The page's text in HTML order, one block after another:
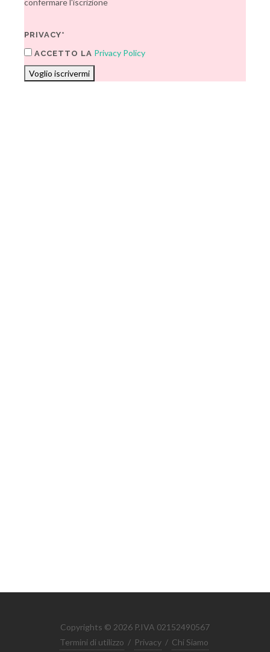
confermare l'iscrizione
PRIVACY*
ACCETTO LA Privacy Policy
Voglio iscrivermi
Copyrights © 2026 P.IVA 02152490567
Termini di utilizzo / Privacy / Chi Siamo